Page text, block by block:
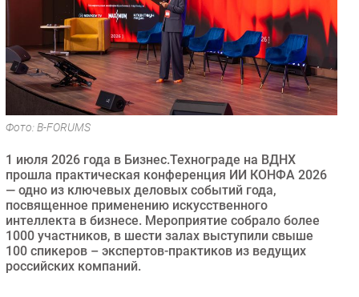
Outsourcing
Кадры
Регулирование
Финансы
Web
Безопасность
CIO/Управление ИТ
Гаджеты
Здоровье
РАЗДЕЛЫ
Фото: B-FORUMS
1 июля 2026 года в Бизнес.Технограде на ВДНХ
прошла практическая конференция ИИ КОНФА 2026
— одно из ключевых деловых событий года,
посвященное применению искусственного
интеллекта в бизнесе. Мероприятие собрало более
1000 участников, в шести залах выступили свыше
100 спикеров – экспертов-практиков из ведущих
российских компаний.